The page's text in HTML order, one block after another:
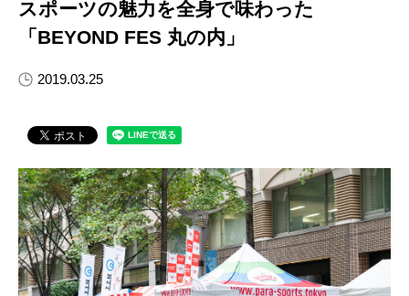
スポーツの魅力を全身で味わった
「BEYOND FES 丸の内」
2019.03.25